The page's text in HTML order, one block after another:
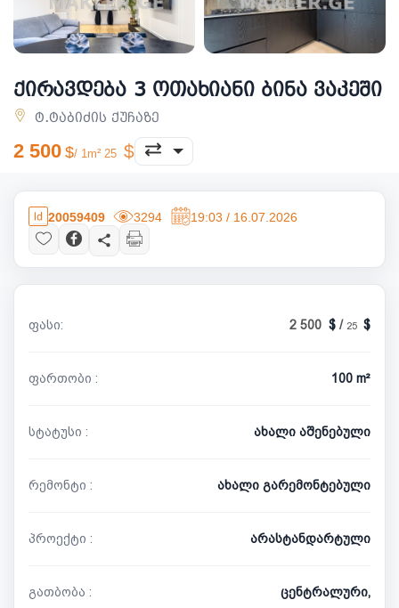
ქირავდება 3 ოთახიანი ბინა ვაკეში
ტ.ტაბიძის ქუჩაზე
2 500 / 1m² 25
20059409 3294 19:03 / 16.07.2026
ფასი: 2 500 / 25
ფართობი : 100 m²
სტატუსი : ახალი აშენებული
რემონტი : ახალი გარემონტებული
პროექტი : არასტანდარტული
გათბობა : ცენტრალური,